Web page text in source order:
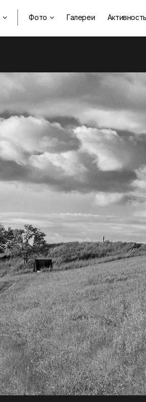
 Фото  Галереи Активность